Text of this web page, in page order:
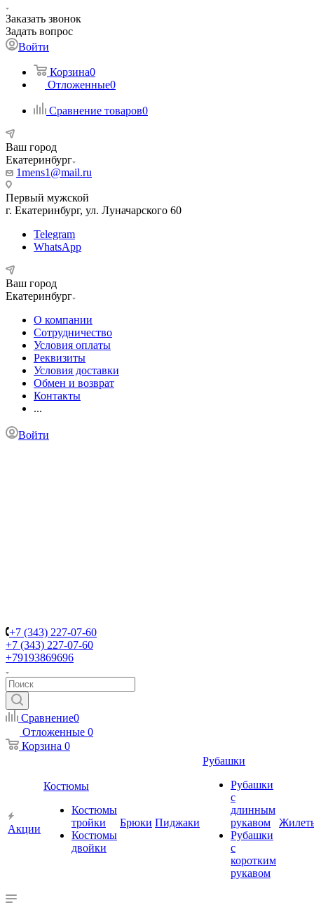
Заказать звонок
Задать вопрос
Войти
Корзина0
Отложенные0
Сравнение товаров0
Ваш город
Екатеринбург
1mens1@mail.ru
Первый мужской
г. Екатеринбург, ул. Луначарского 60
Telegram
WhatsApp
Ваш город
Екатеринбург
О компании
Сотрудничество
Условия оплаты
Реквизиты
Условия доставки
Обмен и возврат
Контакты
...
Войти
+7 (343) 227-07-60
+7 (343) 227-07-60
+79193869696
Сравнение0
Отложенные 0
Корзина 0
Акции
Костюмы
Костюмы
тройки
Костюмы
двойки
Брюки Пиджаки
Рубашки
Рубашки
с
длинным
рукавом
Рубашки
с
коротким
рукавом